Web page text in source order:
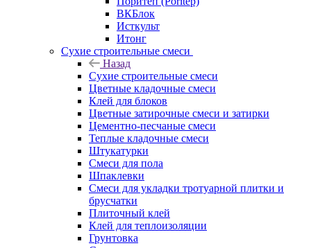
ВКБлок
Исткульт
Итонг
Сухие строительные смеси
Назад
Сухие строительные смеси
Цветные кладочные смеси
Клей для блоков
Цветные затирочные смеси и затирки
Цементно-песчаные смеси
Теплые кладочные смеси
Штукатурки
Смеси для пола
Шпаклевки
Смеси для укладки тротуарной плитки и
брусчатки
Плиточный клей
Клей для теплоизоляции
Грунтовка